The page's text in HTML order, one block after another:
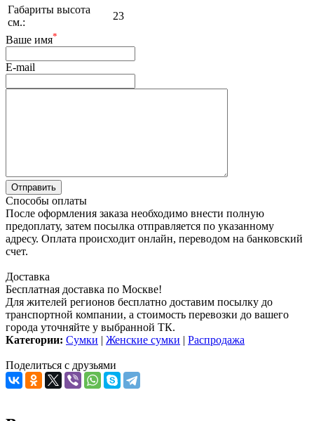
Габариты высота
см.:
23
Ваше имя*
E-mail
Способы оплаты
После оформления заказа необходимо внести полную
предоплату, затем посылка отправляется по указанному
адресу. Оплата происходит онлайн, переводом на банковский
счет.
Доставка
Бесплатная доставка по Москве!
Для жителей регионов бесплатно доставим посылку до
транспортной компании, а стоимость перевозки до вашего
города уточняйте у выбранной ТК.
Категории: Сумки | Женские сумки | Распродажа
Поделиться с друзьями